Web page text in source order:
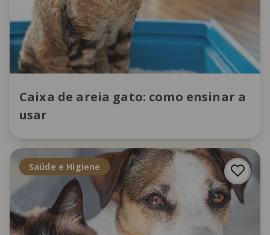
Caixa de areia gato: como ensinar a
usar
Saúde e Higiene